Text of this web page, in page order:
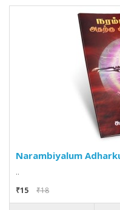
Narambiyalum
..
₹15
₹18